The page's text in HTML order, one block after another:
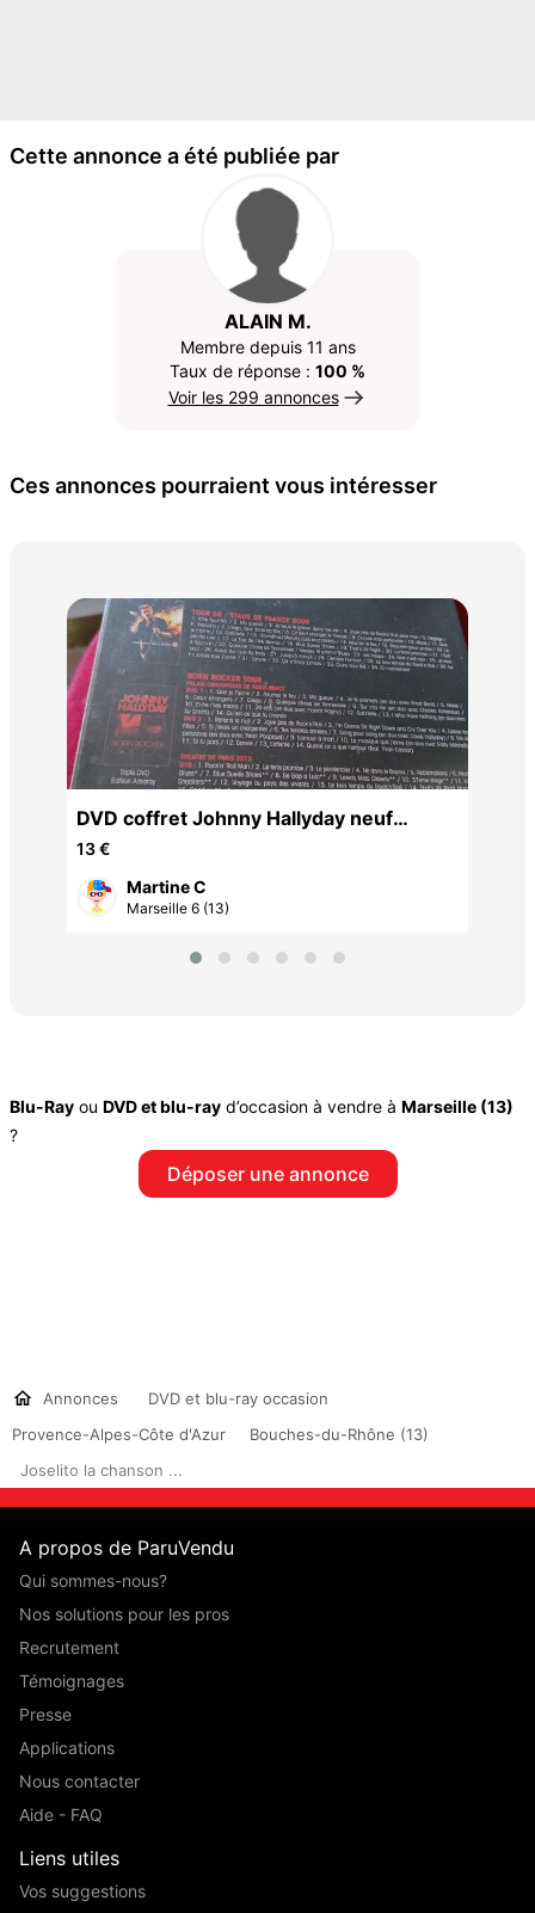
Cette annonce a été publiée par
ALAIN M.
Membre depuis 11 ans
Taux de réponse : 100 %
Voir les 299 annonces
Ces annonces pourraient vous intéresser
DVD coffret Johnny Hallyday neuf
encore emballé
13 €
Martine C
Marseille 6 (13)
Blu-Ray ou DVD et blu-ray d’occasion à vendre à Marseille (13)
?
Déposer une annonce
Annonces
DVD et blu-ray occasion
Provence-Alpes-Côte d'Azur
Bouches-du-Rhône (13)
Joselito la chanson ...
A propos de ParuVendu
Qui sommes-nous?
Nos solutions pour les pros
Recrutement
Témoignages
Presse
Applications
Nous contacter
Aide - FAQ
Liens utiles
Vos suggestions